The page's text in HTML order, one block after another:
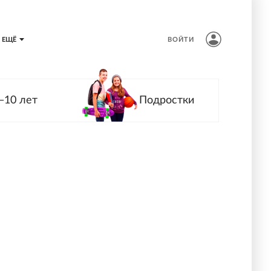
ЕЩЁ ВОЙТИ
лет Подростки